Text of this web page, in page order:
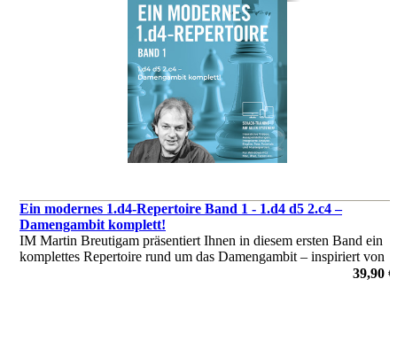
Ein modernes 1.d4-Repertoire Band 1 - 1.d4 d5 2.c4 –
Damengambit komplett!
IM Martin Breutigam präsentiert Ihnen in diesem ersten Band ein
komplettes Repertoire rund um das Damengambit – inspiriert von
Weltklassespielern wie Magnus Carlsen und Fabiano Caruana.39,90 €